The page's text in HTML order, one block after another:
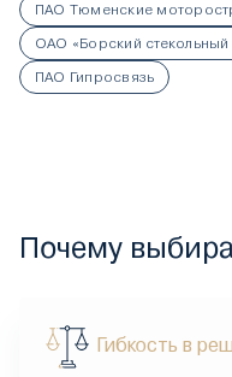
ПАО Тюменские
ОАО «Борский стекольный
ПАО Гипросвязь
Почему
Гибкость в